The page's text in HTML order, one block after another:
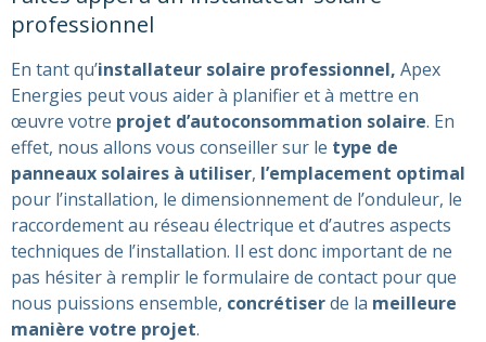
professionnel
En tant qu’installateur solaire professionnel, Apex
Energies peut vous aider à planifier et à mettre en
œuvre votre projet d’autoconsommation solaire. En
effet, nous allons vous conseiller sur le type de
panneaux solaires à utiliser, l’emplacement optimal
pour l’installation, le dimensionnement de l’onduleur, le
raccordement au réseau électrique et d’autres aspects
techniques de l’installation. Il est donc important de ne
pas hésiter à remplir le formulaire de contact pour que
nous puissions ensemble, concrétiserde la meilleure
manière votre projet.